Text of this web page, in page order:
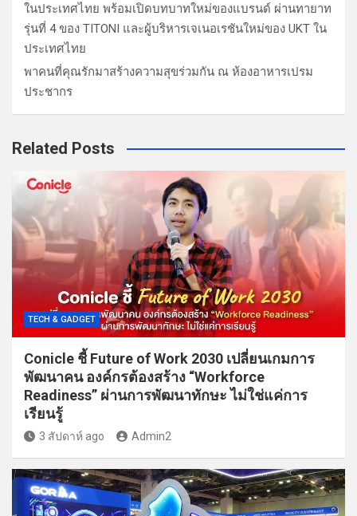
ในประเทศไทย พร้อมเปิดบทบาทใหม่ของแบรนด์ ผ่านทายาท
รุ่นที่ 4 ของ TITONI และผู้บริหารเจเนอเรชันใหม่ของ UKT ใน
ประเทศไทย
พาคนที่คุณรักมาสร้างความสุขร่วมกัน ณ ห้องอาหารเปรม
ประชากร
Related Posts
TECH & GADGET
Conicle ชี้ Future of Work 2030 เปลี่ยนเกมการ
พัฒนาคน องค์กรต้องสร้าง “Workforce
Readiness” ผ่านการพัฒนาทักษะ ไม่ใช่แค่การ
เรียนรู้
3 สัปดาห์ ago Admin2